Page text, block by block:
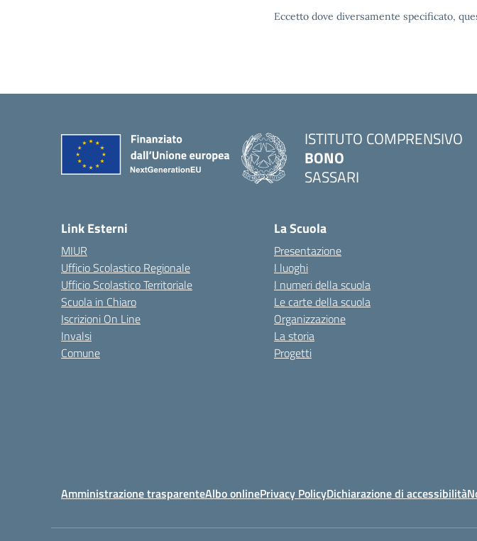
Eccetto dove diversamente specificato,
ISTITUTO COMPRENSIVO
BONO
SASSARI
Link Esterni
MIUR
Ufficio Scolastico Regionale
Ufficio Scolastico Territoriale
Scuola in Chiaro
Iscrizioni On Line
Invalsi
Comune
La Scuola
Presentazione
I luoghi
I numeri della scuola
Le carte della scuola
Organizzazione
La storia
Progetti
Amministrazione trasparenteAlbo onlinePrivacy PolicyDichiarazione di accessibilità